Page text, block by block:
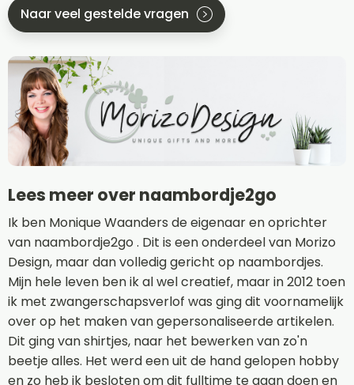
Naar veel gestelde vragen
Lees meer over naambordje2go
Ik ben Monique Waanders de eigenaar en oprichter
van naambordje2go . Dit is een onderdeel van Morizo
Design, maar dan volledig gericht op naambordjes.
Mijn hele leven ben ik al wel creatief, maar in 2012 toen
ik met zwangerschapsverlof was ging dit voornamelijk
over op het maken van gepersonaliseerde artikelen.
Dit ging van shirtjes, naar het bewerken van zo'n
beetje alles. Het werd een uit de hand gelopen hobby
en zo heb ik besloten om dit fulltime te gaan doen en